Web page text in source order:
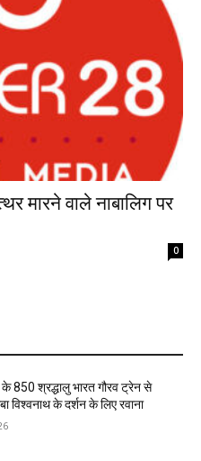
मारने वाले नाबालिग पर
0
850 श्रद्धालु भारत गौरव ट्रेन से
विश्वनाथ के दर्शन के लिए रवाना